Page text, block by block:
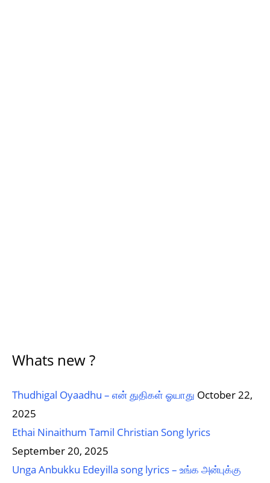
Whats new ?
Thudhigal Oyaadhu – என் துதிகள் ஓயாது October 22,
2025
Ethai Ninaithum Tamil Christian Song lyrics
September 20, 2025
Unga Anbukku Edeyilla song lyrics – உங்க அன்புக்கு